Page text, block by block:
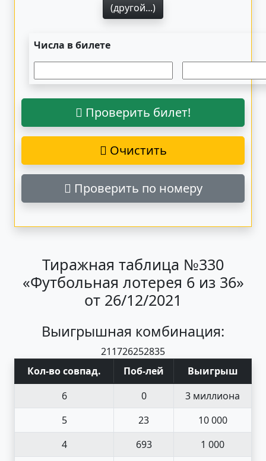
(другой...)
Числа в билете
Проверить билет!
Очистить
Проверить по номеру
Тиражная таблица №330
«Футбольная лотерея 6 из 36»
от 26/12/2021
Выигрышная комбинация:
211726252835
Кол-во совпад. Поб-лей
Выигрыш
6
0
3 миллиона
5
23
10 000
4
693
1 000